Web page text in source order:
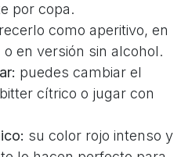
por copa.
como aperitivo, en
en versión sin alcohol.
puedes cambiar el
cítrico o jugar con
su color rojo intenso y